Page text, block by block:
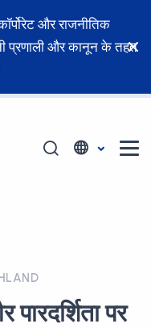
और राजनीतिक
प्रणाली और कानून के तहत
पर